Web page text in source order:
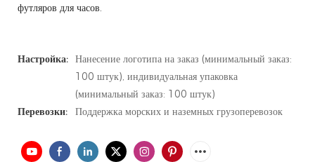
футляров для часов.
Настройка: Нанесение логотипа на заказ (минимальный заказ:
100 штук), индивидуальная упаковка
(минимальный заказ: 100 штук)
Перевозки:
Поддержка морских и наземных грузоперевозок